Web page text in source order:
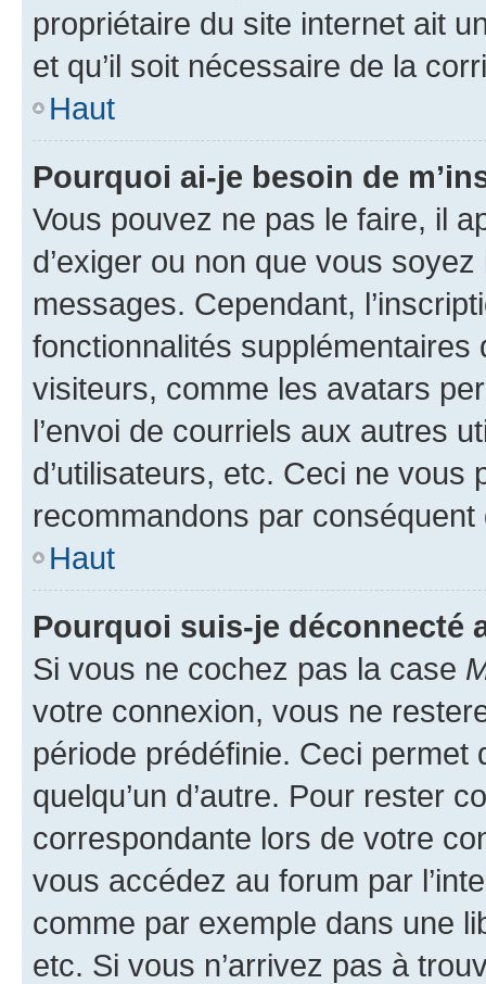
propriétaire du site internet ait
et qu’il soit nécessaire de la
Haut
Pourquoi ai-je besoin de
Vous pouvez ne pas le faire, il
d’exiger ou non que vous
messages. Cependant,
fonctionnalités
visiteurs, comme les avatars
l’envoi de courriels aux autres
d’utilisateurs, etc. Ceci ne vous
recommandons par conséquent
Haut
Pourquoi suis-je déconnecté
Si vous ne cochez pas la case
votre connexion, vous ne
période prédéfinie. Ceci permet
quelqu’un d’autre. Pour rester
correspondante lors de votre
vous accédez au forum par
comme par exemple dans une
etc. Si vous n’arrivez pas à